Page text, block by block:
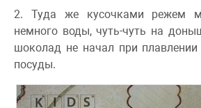
2. Туда же кусочками режем
немного воды, чуть-чуть на
шоколад не начал при
посуды.